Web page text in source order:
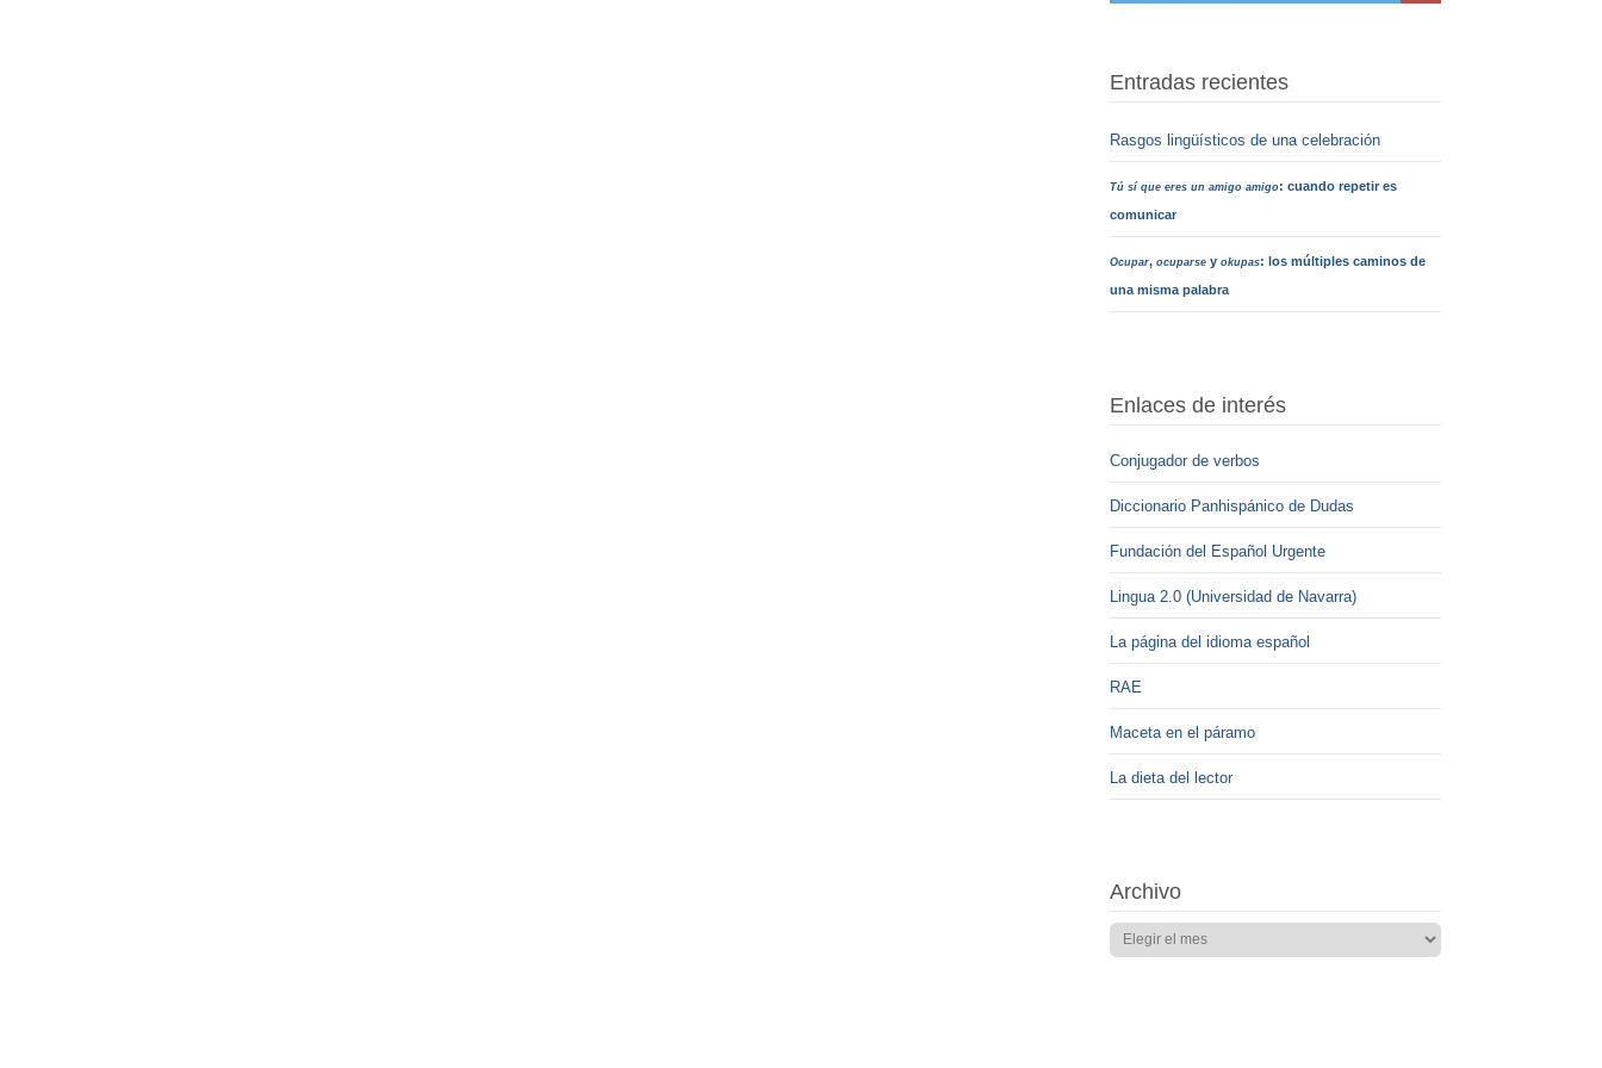
Entradas recientes
Rasgos lingüísticos de una celebración
Tú sí que eres un amigo amigo: cuando repetir es
comunicar
Ocupar, ocuparsey okupas: los múltiples caminos de
una misma palabra
Enlaces de interés
Conjugador de verbos
Diccionario Panhispánico de Dudas
Fundación del Español Urgente
Lingua 2.0 (Universidad de Navarra)
La página del idioma español
RAE
Maceta en el páramo
La dieta del lector
Archivo